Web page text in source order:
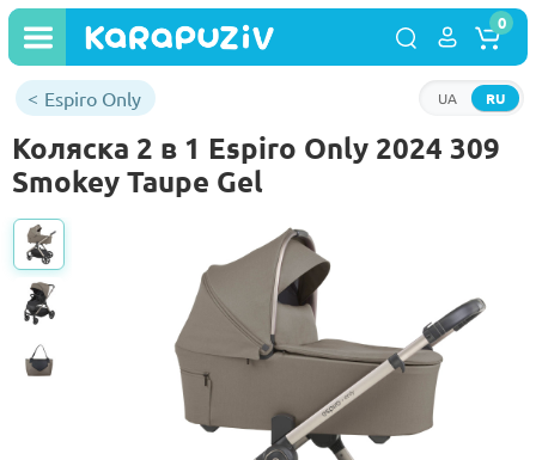
RU
UA
0
Espiro Only
Коляска 2 в 1 Espiro Only 2024 309
Smokey Taupe Gel